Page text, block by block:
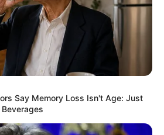
Say Memory Loss Isn't Age: Just